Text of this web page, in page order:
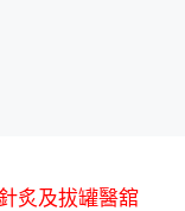
炙及拔罐醫舘